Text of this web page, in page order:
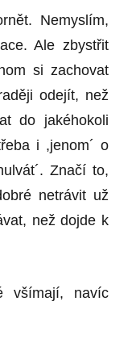
Nemyslím,
Ale zbystřit
si zachovat
odejít, než
do jakéhokoli
i ,jenom´ o
Značí to,
netrávit už
než dojde k
všímají, navíc